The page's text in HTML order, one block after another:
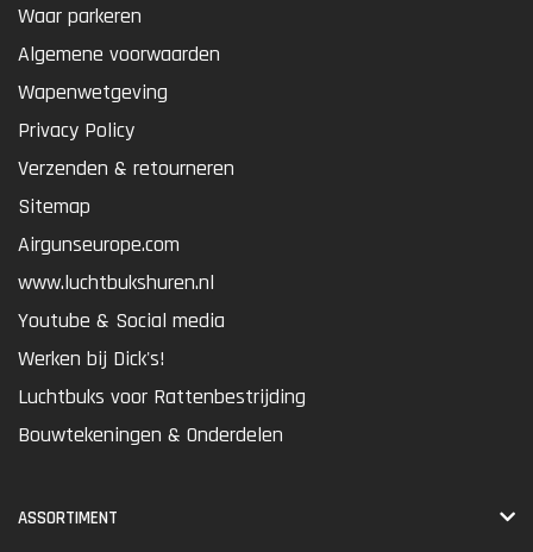
Waar parkeren
Algemene voorwaarden
Wapenwetgeving
Privacy Policy
Verzenden & retourneren
Sitemap
Airgunseurope.com
www.luchtbukshuren.nl
Youtube & Social media
Werken bij Dick's!
Luchtbuks voor Rattenbestrijding
Bouwtekeningen & Onderdelen
ASSORTIMENT